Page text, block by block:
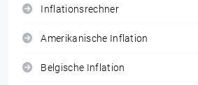
Inflationsrechner
Amerikanische Inflation
Belgische Inflation